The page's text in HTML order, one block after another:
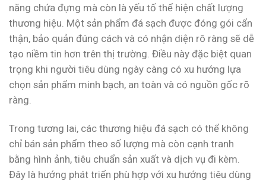
năng chứa đựng mà còn là yếu tố thể hiện chất lượng
thương hiệu. Một sản phẩm đá sạch được đóng gói cẩn
thận, bảo quản đúng cách và có nhận diện rõ ràng sẽ dễ
tạo niềm tin hơn trên thị trường. Điều này đặc biệt quan
trọng khi người tiêu dùng ngày càng có xu hướng lựa
chọn sản phẩm minh bạch, an toàn và có nguồn gốc rõ
ràng.
Trong tương lai, các thương hiệu đá sạch có thể không
chỉ bán sản phẩm theo số lượng mà còn cạnh tranh
bằng hình ảnh, tiêu chuẩn sản xuất và dịch vụ đi kèm.
Đây là hướng phát triển phù hợp với xu hướng tiêu dùng